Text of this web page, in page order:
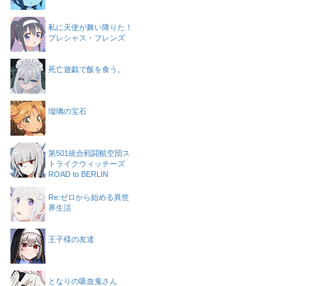
私に天使が舞い降りた！
プレシャス・フレンズ
死亡遊戯で飯を食う。
瑠璃の宝石
第501統合戦闘航空団ス
トライクウィッチーズ
ROAD to BERLIN
Re:ゼロから始める異世
界生活
王子様の友達
となりの吸血鬼さん